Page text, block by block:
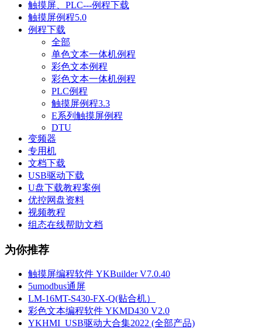
触摸屏、PLC---例程下载
触摸屏例程5.0
例程下载
全部
单色文本一体机例程
彩色文本例程
彩色文本一体机例程
PLC例程
触摸屏例程3.3
E系列触摸屏例程
DTU
变频器
专用机
文档下载
USB驱动下载
U盘下载教程案例
优控网盘资料
视频教程
组态在线帮助文档
为你推荐
触摸屏编程软件 YKBuilder V7.0.40
5umodbus通屏
LM-16MT-S430-FX-Q(贴合机）
彩色文本编程软件 YKMD430 V2.0
YKHMI_USB驱动大合集2022 (全部产品)